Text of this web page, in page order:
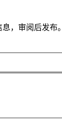
，审阅后发布。